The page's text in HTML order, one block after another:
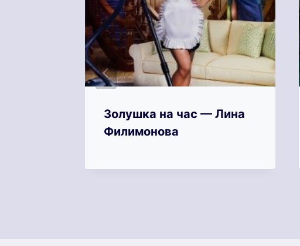
Золушка на час — Лина
Филимонова